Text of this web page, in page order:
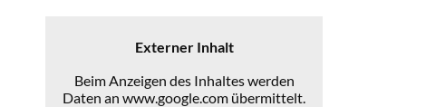
Externer Inhalt
Beim Anzeigen des Inhaltes werden
Daten an www.google.com übermittelt.